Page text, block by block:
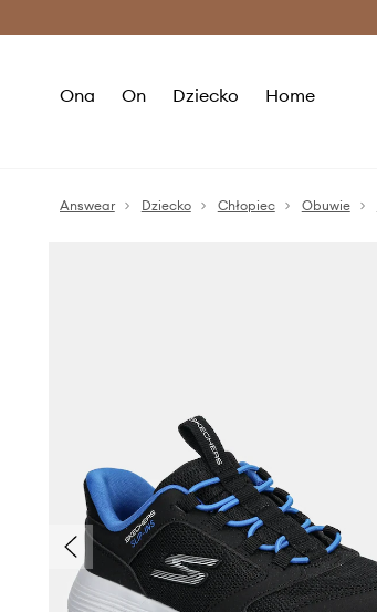
Ona On Dziecko Home
Answear Dziecko Chłopiec Obuwie